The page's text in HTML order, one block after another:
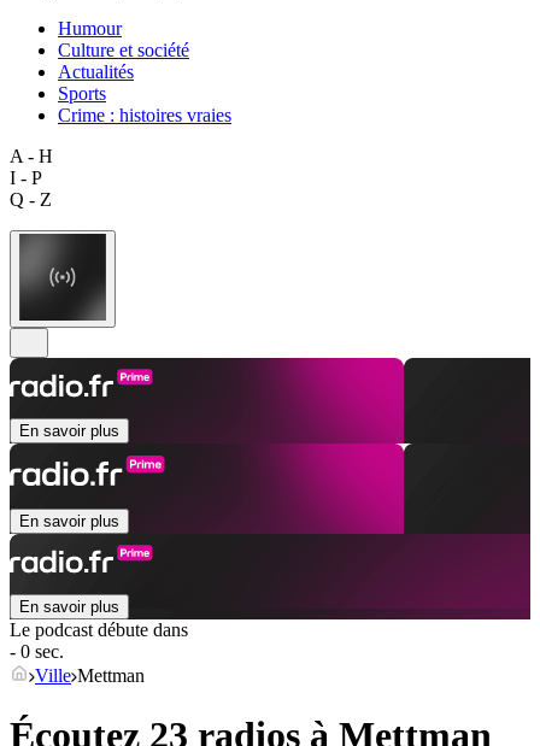
Humour
Culture et société
Actualités
Sports
Crime : histoires vraies
A - H
I - P
Q - Z
En savoir plus
En savoir plus
En savoir plus
Le podcast débute dans
- 0 sec.
Ville Mettman
Écoutez 23 radios à Mettman